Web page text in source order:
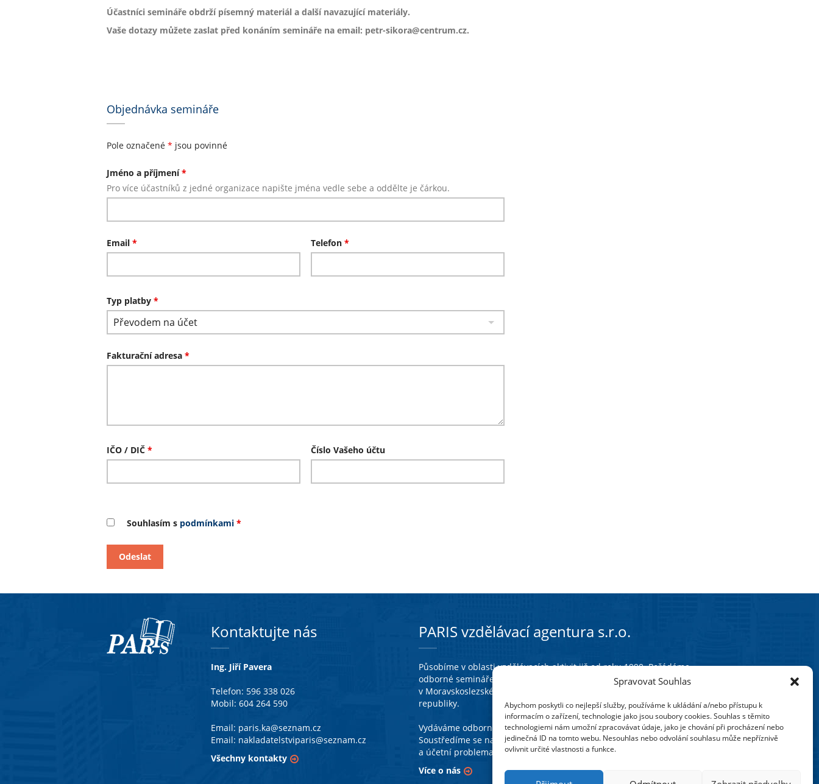
Spravovat Souhlas
Abychom poskytli co nejlepší služby, používáme k ukládání a/nebo přístupu k
informacím o zařízení, technologie jako jsou soubory cookies. Souhlas s těmito
technologiemi nám umožní zpracovávat údaje, jako je chování při procházení nebo
jedinečná ID na tomto webu. Nesouhlas nebo odvolání souhlasu může nepříznivě
ovlivnit určité vlastnosti a funkce.
Účastníci semináře obdrží písemný materiál a další navazující materiály.
Vaše dotazy můžete zaslat před konáním semináře na email: petr-sikora@centrum.cz.
Objednávka semináře
Pole označené * jsou povinné
Jméno a příjmení*
Pro více účastníků z jedné organizace napište jména vedle sebe a oddělte je čárkou.
Email * Telefon *
Typ platby *
Převodem na účet
Fakturační adresa *
IČO / DIČ * Číslo Vašeho účtu
Souhlasím s podmínkami *
Kontaktujte nás
Ing. Jiří Pavera
Telefon: 596 338 026
Mobil: 604 264 590
Email: paris.ka@seznam.cz
Email: nakladatelstviparis@seznam.cz
Všechny kontakty
PARIS vzdělávací agentura s.r.o.
Působíme v oblasti vzdělávacích aktivit již od roku 1990. Pořádáme
odborné semináře a připravujeme studijní programy zejména
v Moravskoslezském kraji a také ve většině krajských měst České
republiky.
Vydáváme odborné publikace se zaměřením na oblast školství.
Soustředíme se na legislativní změny, pracovněprávní, ekonomickou
a účetní problematiku škol a školských zařízení.
Více o nás